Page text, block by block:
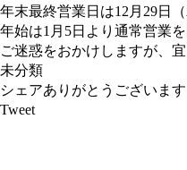
年末最終営業日は12月29日（
年始は1月5日より通常営業を
ご迷惑をおかけしますが、
未分類
シェアありがとうございます
Tweet